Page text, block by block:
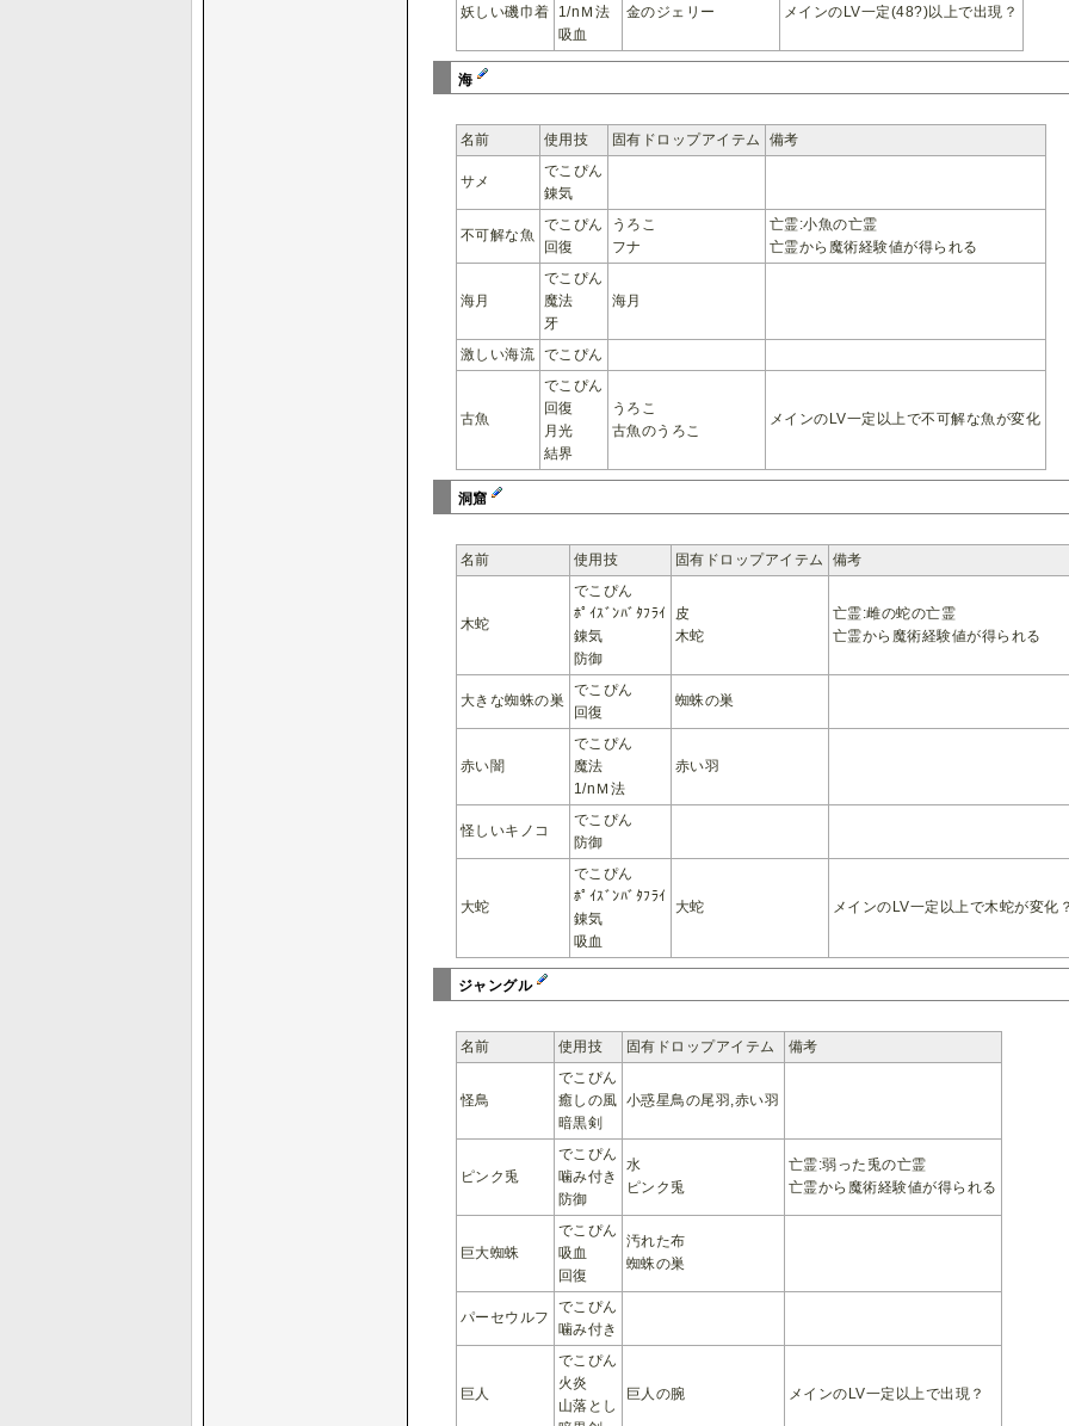
妖しい磯巾着
1/nＭ法
吸血
金のジェリー メインのLV一定(48?)以上で出現？
海
名前 使用技 固有ドロップアイテム 備考
サメ
でこぴん
錬気
不可解な魚
でこぴん
回復
うろこ
フナ
亡霊:小魚の亡霊
亡霊から魔術経験値が得られる
海月
でこぴん
魔法
牙
海月
激しい海流 でこぴん
古魚
でこぴん
回復
月光
結界
うろこ
古魚のうろこ
メインのLV一定以上で不可解な魚が変化
洞窟
名前 使用技 固有ドロップアイテム 備考
木蛇
でこぴん
ﾎﾟｲｽﾞﾝﾊﾞﾀﾌﾗｲ
錬気
防御
皮
木蛇
亡霊:雌の蛇の亡霊
亡霊から魔術経験値が得られる
大きな蜘蛛の巣
でこぴん
回復
蜘蛛の巣
赤い闇
でこぴん
魔法
1/nＭ法
赤い羽
怪しいキノコ
でこぴん
防御
大蛇
でこぴん
ﾎﾟｲｽﾞﾝﾊﾞﾀﾌﾗｲ
錬気
吸血
大蛇 メインのLV一定以上で木蛇が変化
ジャングル
名前 使用技 固有ドロップアイテム 備考
怪鳥
でこぴん
癒しの風
暗黒剣
小惑星鳥の尾羽,赤い羽
ピンク兎
でこぴん
噛み付き
防御
水
ピンク兎
亡霊:弱った兎の亡霊
亡霊から魔術経験値が得られる
巨大蜘蛛
でこぴん
吸血
回復
汚れた布
蜘蛛の巣
パーセウルフ
でこぴん
噛み付き
巨人
でこぴん
火炎
山落とし
巨人の腕 メインのLV一定以上で出現？